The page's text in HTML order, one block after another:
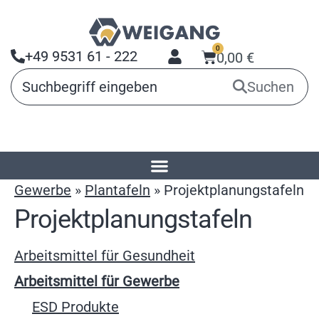
+49 9531 61 - 222 0,00 €
0
Suchen
»Arbeitsmittel für
Gewerbe » Plantafeln » Projektplanungstafeln
Projektplanungstafeln
Arbeitsmittel für Gesundheit
Arbeitsmittel für Gewerbe
ESD Produkte